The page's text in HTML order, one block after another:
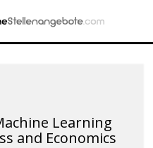
Learning
and Economics